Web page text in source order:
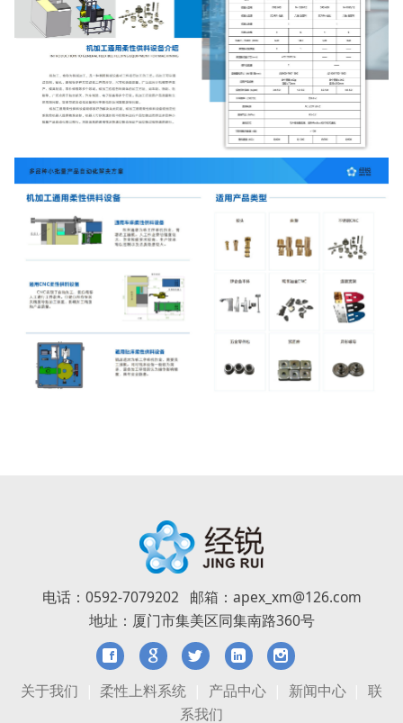
电话：0592-7079202 邮箱：apex_xm@126.com
地址：厦门市集美区同集南路360号
关于我们 柔性上料系统 产品中心 新闻中心
联
系我们